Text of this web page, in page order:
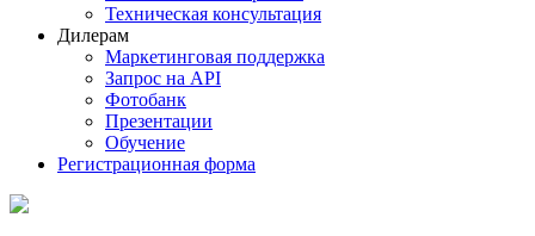
Техническая консультация
Дилерам
Маркетинговая поддержка
Запрос на API
Фотобанк
Презентации
Обучение
Регистрационная форма